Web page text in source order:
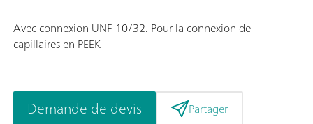
Avec connexion UNF 10/32. Pour la connexion de
capillaires en PEEK
Demande de devis Partager